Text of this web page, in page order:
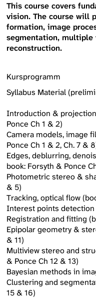
This course covers
vision. The course will
formation, image
segmentation, multiple
reconstruction.
Kursprogramm
Syllabus Material
Introduction &
Ponce Ch 1 & 2)
Camera models, image
Ponce Ch 1 & 2, Ch. 7 &
Edges, deblurring,
book: Forsyth & Ponce
Photometric stereo &
& 5)
Tracking, optical flow
Interest points detection
Registration and fitting
Epipolar geometry &
& 11)
Multiview stereo and
& Ponce Ch 12 & 13)
Bayesian methods in
Clustering and
15 & 16)